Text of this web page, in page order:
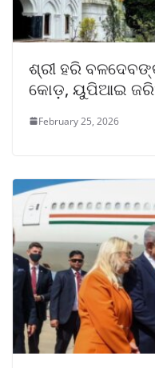
ଶ୍ରୀ ହରି
କୋଡ଼, ୟୁପିଆଇ
February 25, 2026